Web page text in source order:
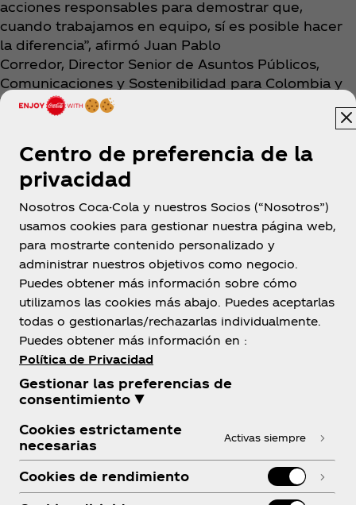
acciones responsables para demostrar que,
cuando trabajamos en equipo, sí es posible hacer
la diferencia”, afirmó Juan Pablo
Corredor, Director Senior de Asuntos Públicos,
Comunicaciones y Sostenibilidad para Colombia y
Venezuela.
Colombia
Sobre nosotros
¿Necesitas ayuda?
Centro de preferencia de la
privacidad
Nosotros Coca-Cola y nuestros Socios (“Nosotros”)
usamos cookies para gestionar nuestra página web,
para mostrarte contenido personalizado y
administrar nuestros objetivos como negocio.
Puedes obtener más información sobre cómo
utilizamos las cookies más abajo. Puedes aceptarlas
todas o gestionarlas/rechazarlas individualmente.
Puedes obtener más información en :
Política de Privacidad
Gestionar las preferencias de
consentimiento ▼
Cookies estrictamente
necesarias
Activas siempre
Cookies de rendimiento